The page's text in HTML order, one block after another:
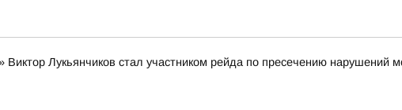
Лукьянчиков стал участником рейда по пресечению нарушений